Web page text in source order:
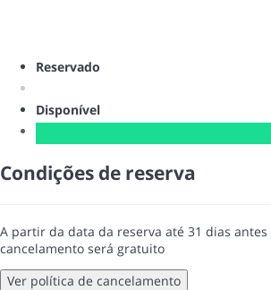
Reservado
Disponível
Condições de reserva
A partir da data da reserva até 31 dias
cancelamento será gratuito
Ver política de cancelamento